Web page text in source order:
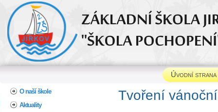
Úvodní strana
O naší škole
Aktuality
Tvoření